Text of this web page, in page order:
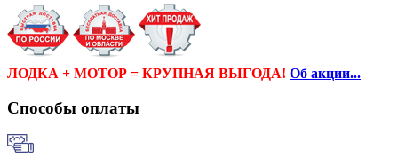
ЛОДКА + МОТОР = КРУПНАЯ ВЫГОДА! Об акции...
Способы оплаты